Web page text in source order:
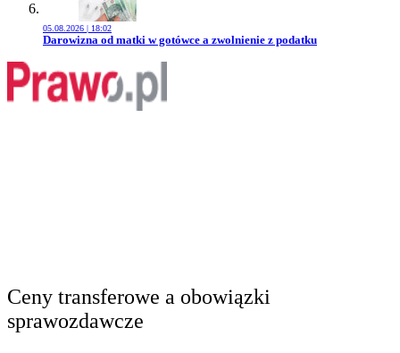
05.08.2026 | 18:02
Przejdź do artykułu:
Darowizna od matki w gotówce a zwolnienie z podatku
Ceny transferowe a obowiązki
sprawozdawcze